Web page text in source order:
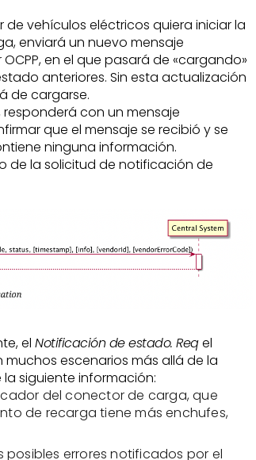
vehículos eléctricos quiera iniciar la
enviará un nuevo mensaje
en el que pasará de «cargando»
anteriores. Sin esta actualización
de cargarse.
responderá con un mensaje
que el mensaje se recibió y se
ninguna información.
de la solicitud de notificación de
elNotificación de estado. Reqel
escenarios más allá de la
siguiente información:
del conector de carga, que
de recarga tiene más enchufes,
posibles errores notificados por el